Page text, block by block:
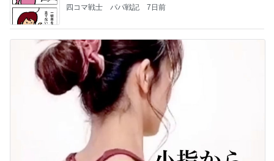
四コマ戦士 パパ戦記 7日前